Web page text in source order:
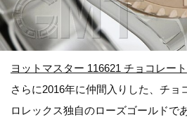
ヨットマスター 116621 チョコレート
さらに2016年に仲間入りした、チョ
ロレックス独自のローズゴールドで